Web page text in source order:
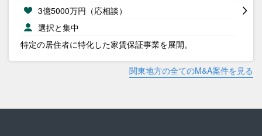
3億5000万円（応相談）
選択と集中
特定の居住者に特化した家賃保証事業を展開。
関東地方の全てのM&A案件を見る